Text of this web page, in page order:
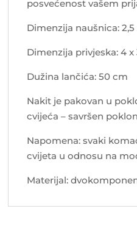
posvećenost vašem
Dimenzija naušnica: 2,5
Dimenzija privjeska: 4 x
Dužina lančića: 50 cm
Nakit je pakovan u
cvijeća – savršen
Napomena: svaki
cvijeta u odnosu na
Materijal: